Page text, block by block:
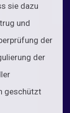
sie dazu
und
der
der
geschützt